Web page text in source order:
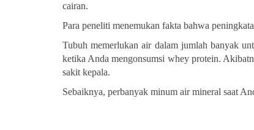
cairan.
Para peneliti menemukan fakta bahwa
Tubuh memerlukan air dalam jumlah banyak
ketika Anda mengonsumsi whey protein.
sakit kepala.
Sebaiknya, perbanyak minum air mineral saat